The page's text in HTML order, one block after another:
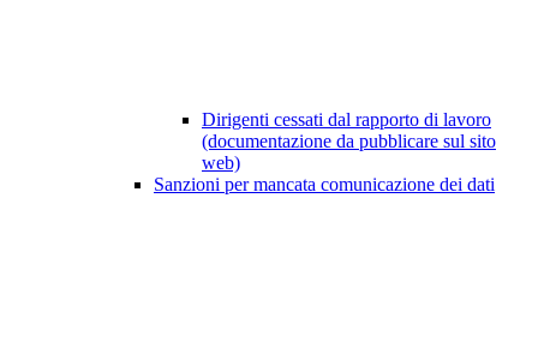
Dirigenti cessati dal rapporto di lavoro
(documentazione da pubblicare sul sito
web)
Sanzioni per mancata comunicazione dei dati